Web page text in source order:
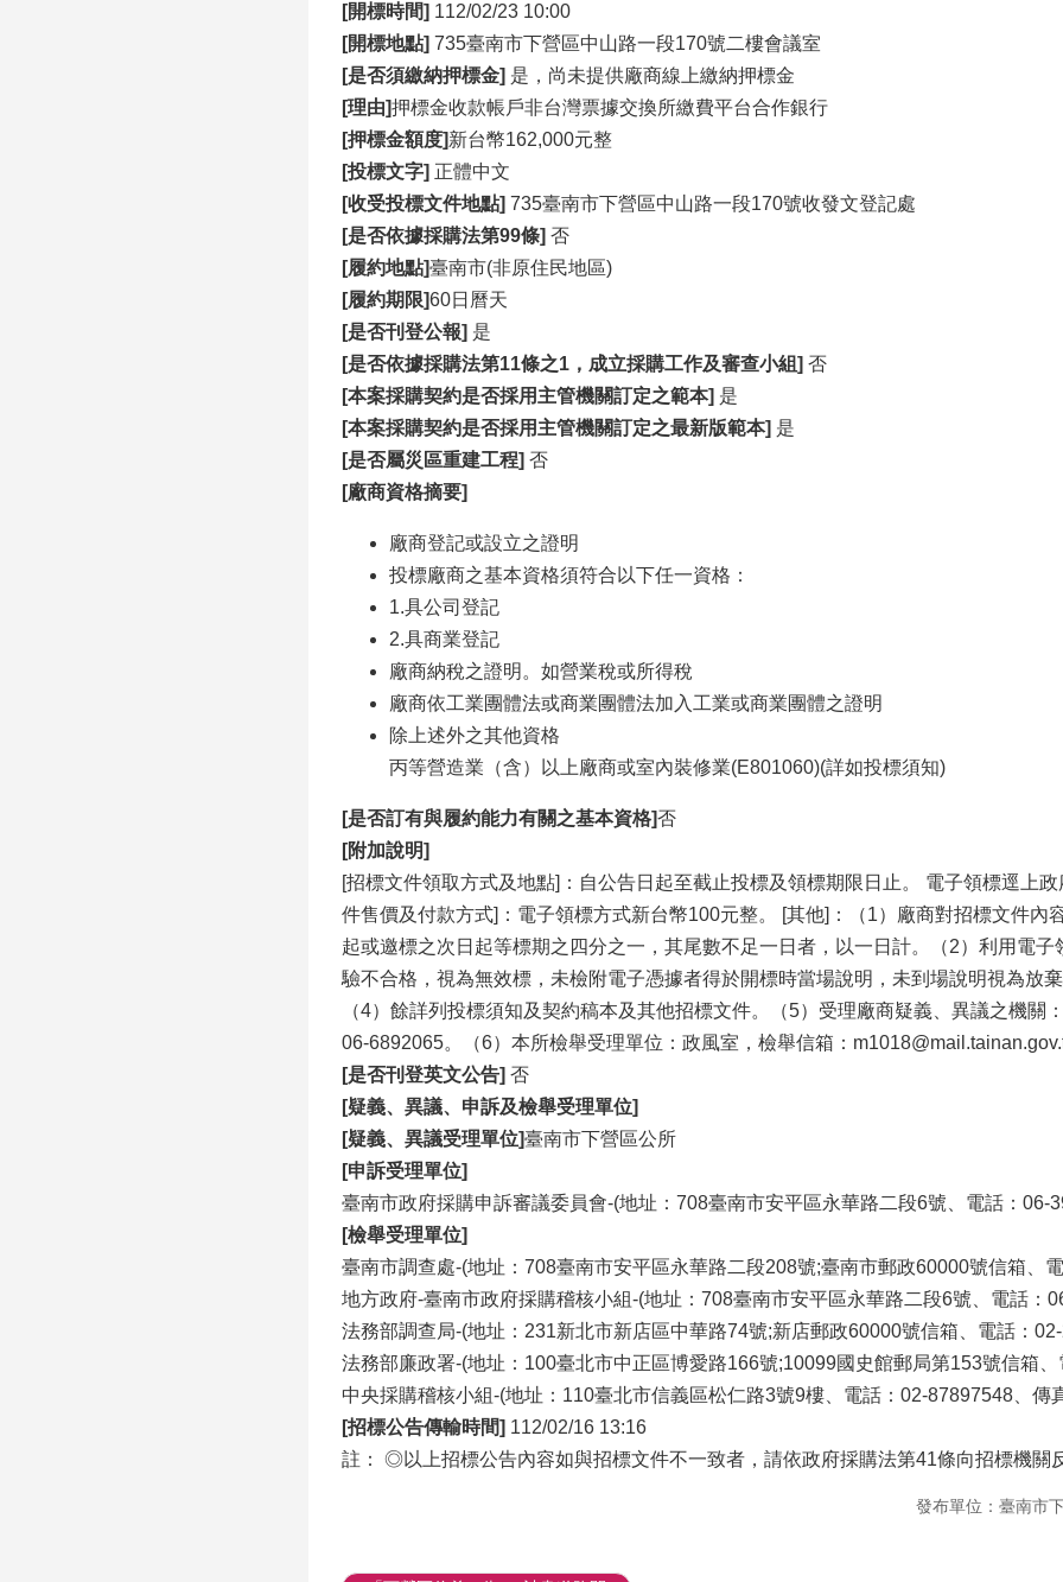
[開標時間] 112/02/23 10:00
[開標地點] 735臺南市下營區中山路一段170號二樓會議室
[是否須繳納押標金] 是，尚未提供廠商線上繳納押標金
[理由]押標金收款帳戶非台灣票據交換所繳費平台合作銀行
[押標金額度]新台幣162,000元整
[投標文字] 正體中文
[收受投標文件地點] 735臺南市下營區中山路一段170號收發文登記處
[是否依據採購法第99條] 否
[履約地點]臺南市(非原住民地區)
[履約期限]60日曆天
[是否刊登公報] 是
[是否依據採購法第11條之1，成立採購工作及審查小組] 否
[本案採購契約是否採用主管機關訂定之範本] 是
[本案採購契約是否採用主管機關訂定之最新版範本] 是
[是否屬災區重建工程] 否
[廠商資格摘要]
廠商登記或設立之證明
投標廠商之基本資格須符合以下任一資格：
1.具公司登記
2.具商業登記
廠商納稅之證明。如營業稅或所得稅
廠商依工業團體法或商業團體法加入工業或商業團體之證明
除上述外之其他資格
丙等營造業（含）以上廠商或室內裝修業(E801060)(詳如投標須知)
[是否訂有與履約能力有關之基本資格]否
[附加說明]
[招標文件領取方式及地點]：自公告日起至截止投標及領標期限日止。 電子領標逕上
件售價及付款方式]：電子領標方式新台幣100元整。 [其他]：（1）廠商對招標文件內
起或邀標之次日起等標期之四分之一，其尾數不足一日者，以一日計。（2）利用電
驗不合格，視為無效標，未檢附電子憑據者得於開標時當場說明，未到場說明視為放
（4）餘詳列投標須知及契約稿本及其他招標文件。（5）受理廠商疑義、異議之機關
06-6892065。（6）本所檢舉受理單位：政風室，檢舉信箱：
[是否刊登英文公告] 否
[疑義、異議、申訴及檢舉受理單位]
[疑義、異議受理單位]臺南市下營區公所
[申訴受理單位]
臺南市政府採購申訴審議委員會-(地址：708臺南市安平區永華路二段6號、電話：06-
[檢舉受理單位]
臺南市調查處-(地址：708臺南市安平區永華路二段208號;臺南市郵政60000號信箱、
地方政府-臺南市政府採購稽核小組-(地址：708臺南市安平區永華路二段6號、電話：
法務部調查局-(地址：231新北市新店區中華路74號;新店郵政60000號信箱、電話：
法務部廉政署-(地址：100臺北市中正區博愛路166號;10099國史館郵局第153號信箱
中央採購稽核小組-(地址：110臺北市信義區松仁路3號9樓、電話：02-87897548、傳
[招標公告傳輸時間] 112/02/16 13:16
註： ◎以上招標公告內容如與招標文件不一致者，請依政府採購法第41條向招標機關
發布單位：臺南市